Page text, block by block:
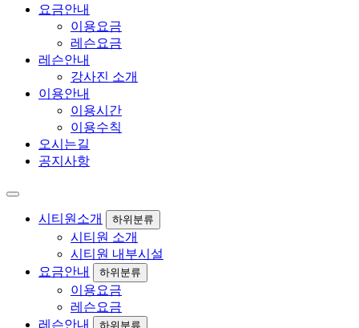
요금안내
이용요금
레슨요금
레슨안내
강사진 소개
이용안내
이용시간
이용수칙
오시는길
공지사항
시티원소개 하위분류
시티원 소개
시티원 내부시설
요금안내
하위분류
이용요금
레슨요금
레슨안내
하위분류